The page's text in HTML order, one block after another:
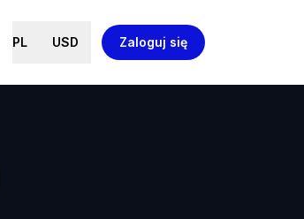
PL USD Zaloguj się